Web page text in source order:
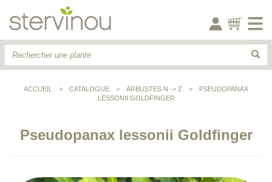
ACCUEIL > CATALOGUE > ARBUSTES N -> Z >
PSEUDOPANAX
LESSONII GOLDFINGER
Pseudopanax lessonii Goldfinger